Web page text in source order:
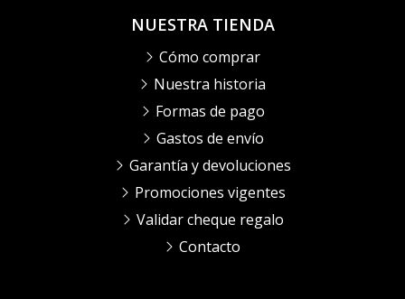
NUESTRA TIENDA
Cómo comprar
Nuestra historia
Formas de pago
Gastos de envío
Garantía y devoluciones
Promociones vigentes
Validar cheque regalo
Contacto